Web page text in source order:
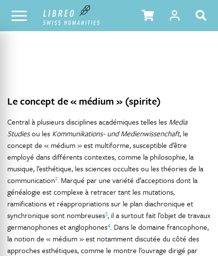
NOTRE CATALOGUE TABLE DES MATIÈRES
Le concept de « médium » (spirite)
Central à plusieurs disciplines académiques telles les Media
Studiesou les Kommunikations- und Medienwissenchaft, le
concept de « médium » est multiforme, susceptible d’être
employé dans différents contextes, comme la philosophie, la
musique, l’esthétique, les sciences occultes ou les théories de la
communication2. Marqué par une variété d’acceptions dont la
généalogie est complexe à retracer tant les mutations,
ramifications et réappropriations sur le plan diachronique et
synchronique sont nombreuses3, il a surtout fait l’objet de travaux
germanophones et anglophones4. Dans le domaine francophone,
la notion de « médium » est notamment discutée du côté des
approches esthétiques, comme le montre l’ouvrage dirigé par